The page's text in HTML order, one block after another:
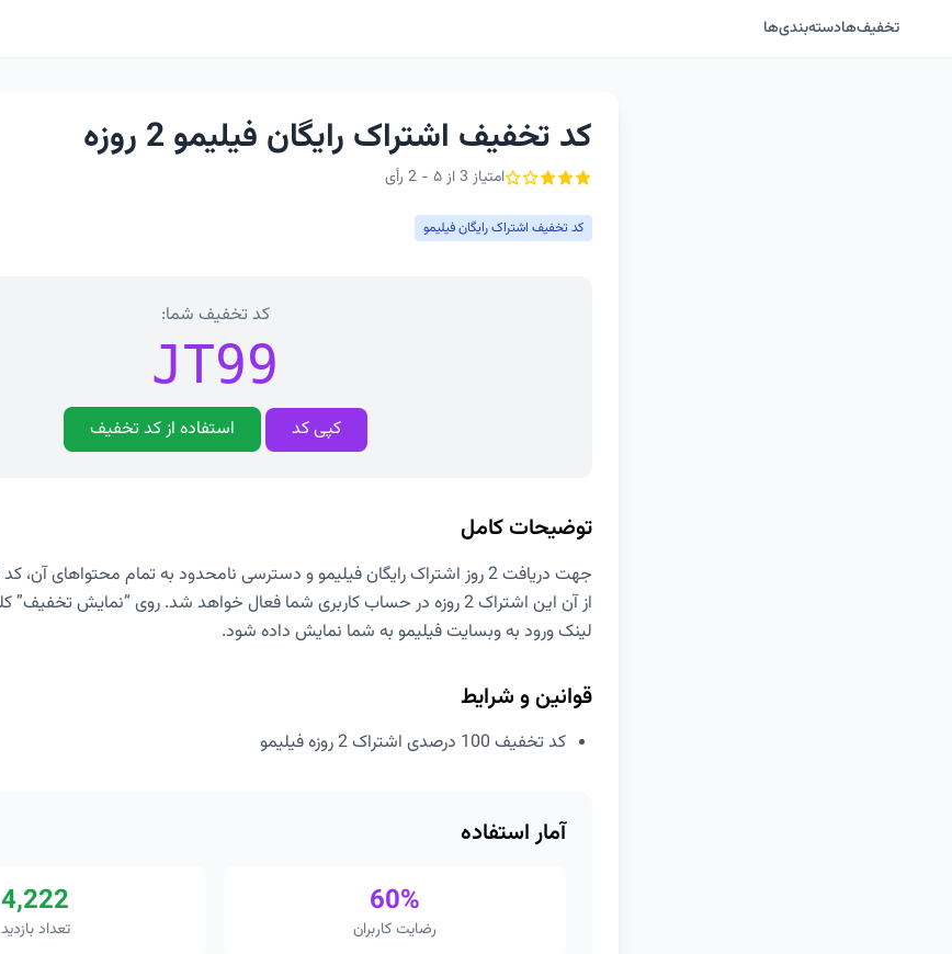
تخفیف‌هادسته‌بندی‌ها
کد تخفیف اشتراک رایگان فیلیمو 2 روزه
امتیاز 3 از ۵ - 2 رأی
کد تخفیف اشتراک رایگان فیلیمو
کد تخفیف شما:
JT99
کپی کد استفاده از کد تخفیف
توضیحات کامل
از آن این اشتراک 2 روزه در حساب کاربری شما فعال خواهد شد. روی “نمایش
لینک ورود به وبسایت فیلیمو به شما نمایش داده شود.
قوانین و شرایط
کد تخفیف 100 درصدی اشتراک 2 روزه فیلیمو
آمار استفاده
60%
رضایت کاربران
4,222
تعداد بازدید